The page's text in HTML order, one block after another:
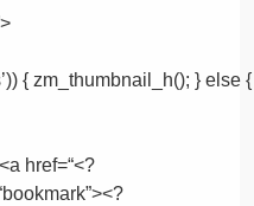
>
{ zm_thumbnail_h(); } else{
href=“<?
><?